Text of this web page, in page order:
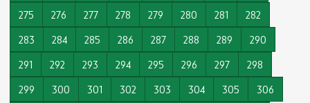
275
276 277 278 279 280 281
282
283
284 285 286 287 288 289
290
291
292 293 294 295 296 297
298
299
300 301 302 303 304 305
306